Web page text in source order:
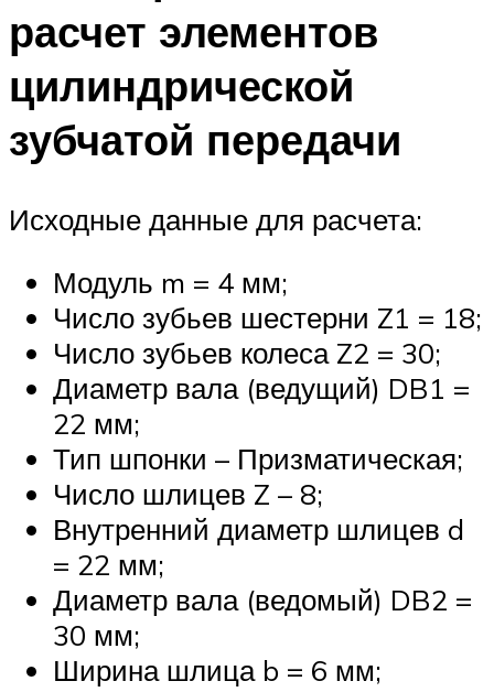
расчет элементов
цилиндрической
зубчатой передачи
Исходные данные для расчета:
Модуль m = 4 мм;
Число зубьев шестерни Z1 = 18;
Число зубьев колеса Z2 = 30;
Диаметр вала (ведущий) DB1 =
22 мм;
Тип шпонки – Призматическая;
Число шлицев Z – 8;
Внутренний диаметр шлицев d
= 22 мм;
Диаметр вала (ведомый) DB2 =
30 мм;
Ширина шлица b = 6 мм;